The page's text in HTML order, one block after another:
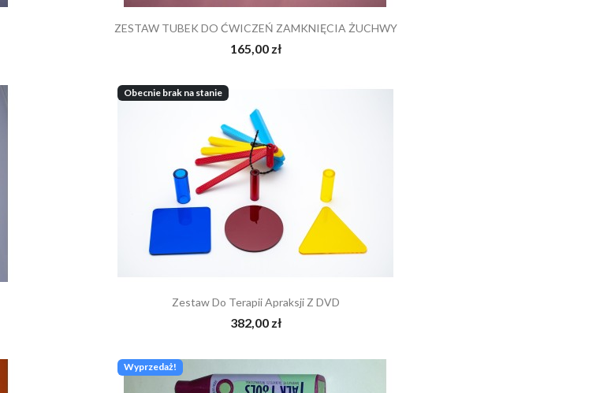
ZESTAW TUBEK DO ĆWICZEŃ ZAMKNIĘCIA ŻUCHWY
165,00 zł
Zestaw Do Terapii Apraksji Z DVD
382,00 zł
Obecnie brak na stanie
Wyprzedaż!